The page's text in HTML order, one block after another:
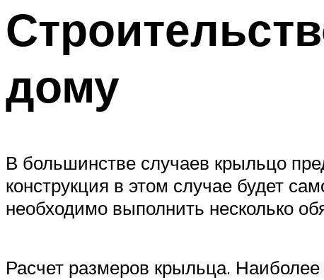
дому
В большинстве случаев крыльцо
конструкция в этом случае будет
необходимо выполнить несколько
Расчет размеров крыльца.